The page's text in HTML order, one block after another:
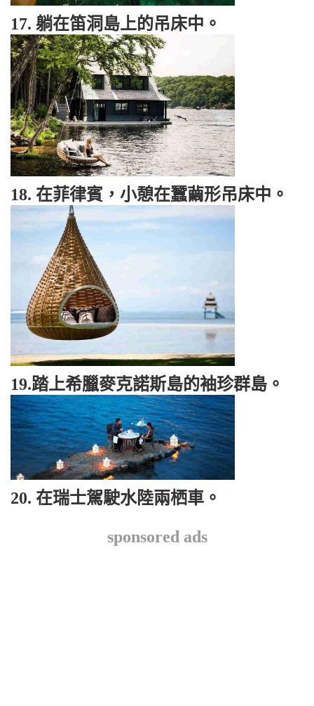
17. 躺在笛洞島上的吊床中。
18. 在菲律賓，小憩在蠶繭形吊床中。
19.踏上希臘麥克諾斯島的袖珍群島。
20. 在瑞士駕駛水陸兩栖車。
sponsored ads